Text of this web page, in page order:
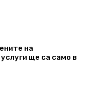
на
ще са само в